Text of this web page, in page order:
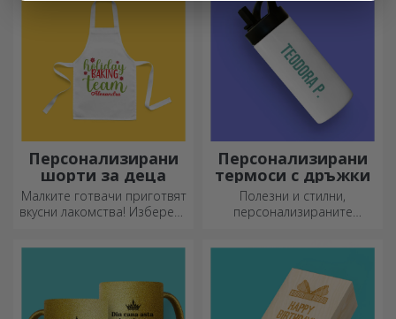
Персонализирани
шорти за деца
Малките готвачи приготвят
вкусни лакомства! Изберете
Персонализирани
термоси с дръжки
Полезни и стилни,
персонализираните
сезон.